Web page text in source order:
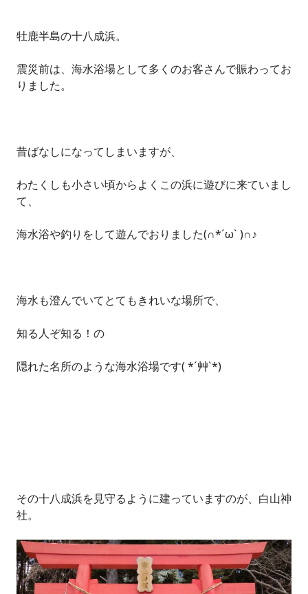
牡鹿半島の十八成浜。
震災前は、海水浴場として多くのお客さんで賑わってお
りました。
昔ばなしになってしまいますが、
わたくしも小さい頃からよくこの浜に遊びに来ていまし
て、
海水浴や釣りをして遊んでおりました(∩*´ω` )∩♪
海水も澄んでいてとてもきれいな場所で、
知る人ぞ知る！の
隠れた名所のような海水浴場です( *´艸`*)
その十八成浜を見守るように建っていますのが、白山神
社。